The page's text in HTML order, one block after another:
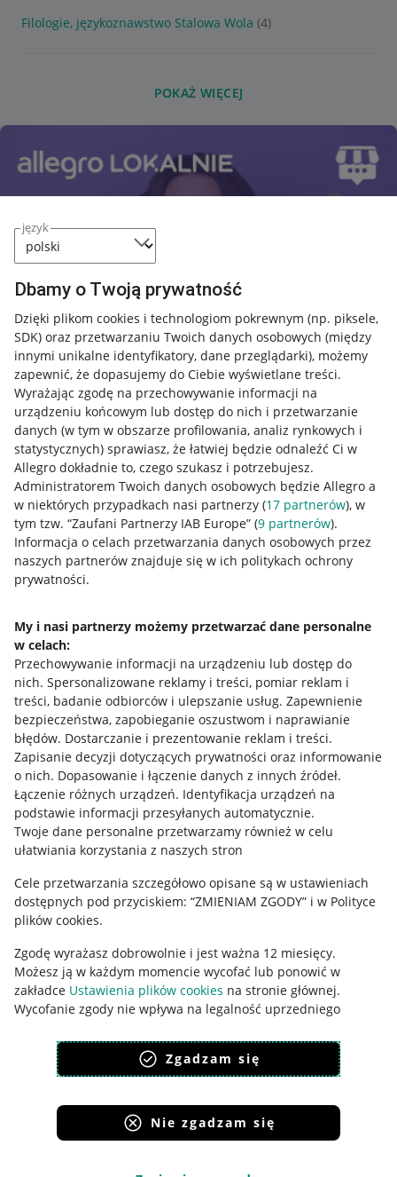
język
Dbamy o Twoją prywatność
Dzięki plikom cookies i technologiom pokrewnym (np. piksele,
SDK) oraz przetwarzaniu Twoich danych osobowych (między
innymi unikalne identyfikatory, dane przeglądarki), możemy
zapewnić, że dopasujemy do Ciebie wyświetlane treści.
Wyrażając zgodę na przechowywanie informacji na
urządzeniu końcowym lub dostęp do nich i przetwarzanie
danych (w tym w obszarze profilowania, analiz rynkowych i
statystycznych) sprawiasz, że łatwiej będzie odnaleźć Ci w
Allegro dokładnie to, czego szukasz i potrzebujesz.
Administratorem Twoich danych osobowych będzie Allegro a
w niektórych przypadkach nasi partnerzy (17 partnerów), w
tym tzw. “Zaufani Partnerzy IAB Europe” (9 partnerów).
Informacja o celach przetwarzania danych osobowych przez
naszych partnerów znajduje się w ich politykach ochrony
prywatności.
My i nasi partnerzy możemy przetwarzać dane personalne
w celach:
Przechowywanie informacji na urządzeniu lub dostęp do
nich. Spersonalizowane reklamy i treści, pomiar reklam i
treści, badanie odbiorców i ulepszanie usług. Zapewnienie
bezpieczeństwa, zapobieganie oszustwom i naprawianie
błędów. Dostarczanie i prezentowanie reklam i treści.
Zapisanie decyzji dotyczących prywatności oraz informowanie
o nich. Dopasowanie i łączenie danych z innych źródeł.
Łączenie różnych urządzeń. Identyfikacja urządzeń na
podstawie informacji przesyłanych automatycznie.
Twoje dane personalne przetwarzamy również w celu
ułatwiania korzystania z naszych stron
Cele przetwarzania szczegółowo opisane są w ustawieniach
dostępnych pod przyciskiem: “ZMIENIAM ZGODY” i w Polityce
plików cookies.
Zgodę wyrażasz dobrowolnie i jest ważna 12 miesięcy.
Możesz ją w każdym momencie wycofać lub ponowić w
zakładce Ustawienia plików cookies na stronie głównej.
Wycofanie zgody nie wpływa na legalność uprzedniego
polityka plików cookies
polityka ochrony prywatności
Zgadzam się
Nie zgadzam się
Filologie, językoznawstwo Stalowa Wola (4)
POKAŻ WIĘCEJ
Przydatne informacje
Jak to działa
Napisz do nas
Allegro Gadane dla kupujących
Mapa miejscowości
Informacje prawne
Regulamin
Polityka plików "cookies"
Ustawienia plików "cookies"
Udostępnianie lokalizacji
Pobierz aplikację
Korzystanie z serwisu oznacza akceptacjęregulaminu